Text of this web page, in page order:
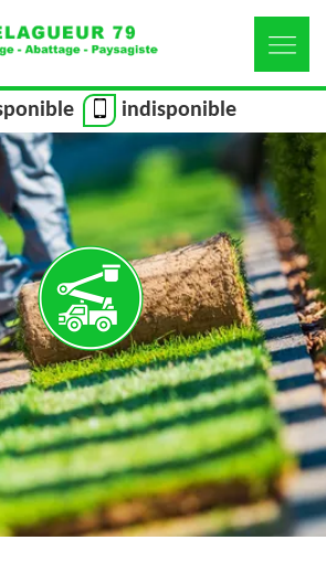
indisponible